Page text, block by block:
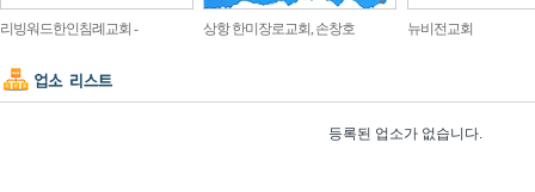
리빙워드한인침례교회 - 상항 한미장로교회, 손창호 뉴비전교회
등록된 업소가 없습니다.